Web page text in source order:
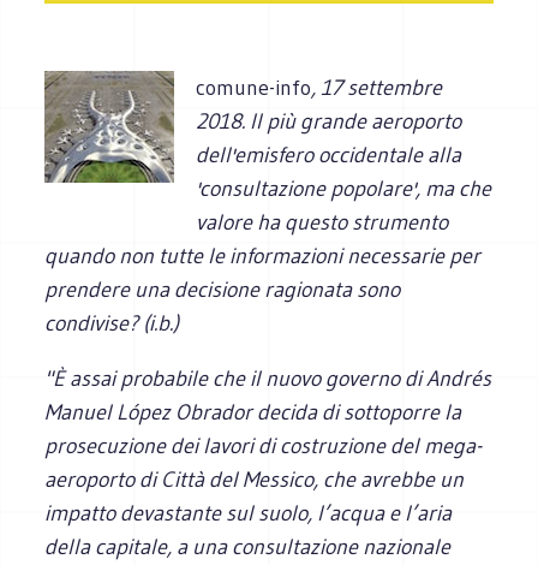
comune-info, 17 settembre
2018. Il più grande aeroporto
dell'emisfero occidentale alla
'consultazione popolare', ma che
valore ha questo strumento
quando non tutte le informazioni necessarie per
prendere una decisione ragionata sono
condivise? (i.b.)
"È assai probabile che il nuovo governo di Andrés
Manuel López Obrador decida di sottoporre la
prosecuzione dei lavori di costruzione del mega-
aeroporto di Città del Messico, che avrebbe un
impatto devastante sul suolo, l’acqua e l’aria
della capitale, a una consultazione nazionale